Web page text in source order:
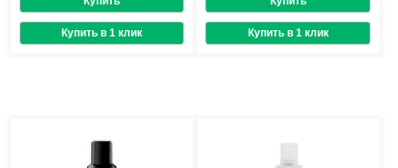
О Магазине
Каталог